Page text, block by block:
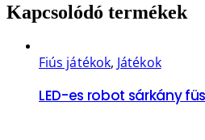
Kapcsolódó termékek
Fiús játékok, Játékok
LED-es robot sárkány